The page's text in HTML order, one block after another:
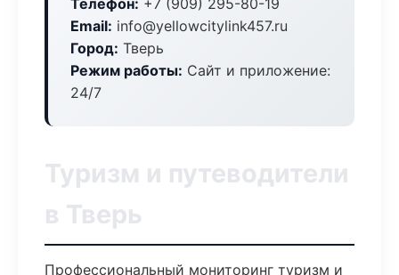
Телефон: +7 (909) 295-80-19
Email: info@yellowcitylink457.ru
Город: Тверь
Режим работы: Сайт и приложение:
24/7
Туризм и путеводители
в Тверь
Профессиональный мониторинг туризм и